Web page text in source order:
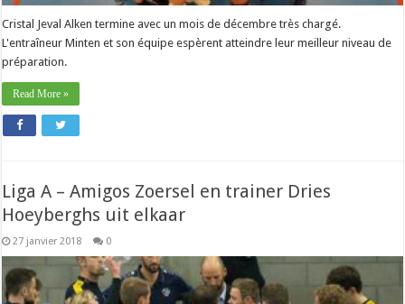
Cristal Jeval Alken termine avec un mois de décembre très chargé.
L'entraîneur Minten et son équipe espèrent atteindre leur meilleur niveau de
préparation.
Read More »
Liga A – Amigos Zoersel en trainer Dries
Hoeyberghs uit elkaar
27 janvier 2018 0